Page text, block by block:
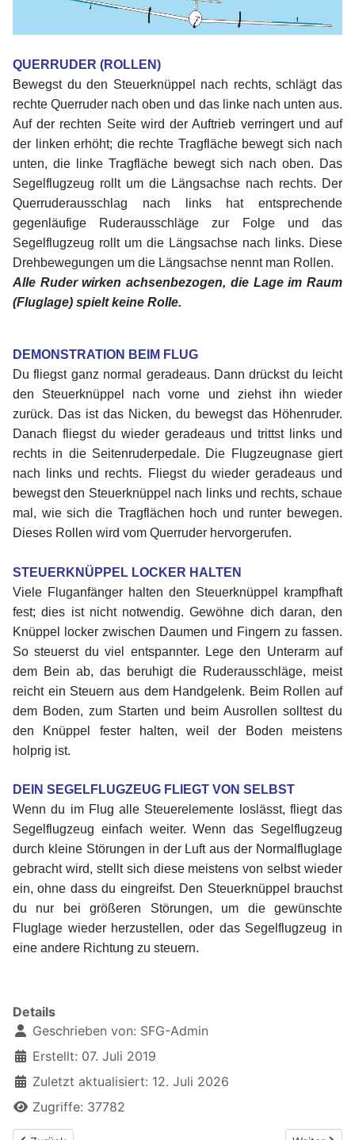
QUERRUDER (ROLLEN)
Bewegst du den Steuerknüppel nach rechts, schlägt das
rechte Querruder nach oben und das linke nach unten aus.
Auf der rechten Seite wird der Auftrieb verringert und auf
der linken erhöht; die rechte Tragfläche bewegt sich nach
unten, die linke Tragfläche bewegt sich nach oben. Das
Segelflugzeug rollt um die Längsachse nach rechts. Der
Querruderausschlag nach links hat entsprechende
gegenläufige Ruderausschläge zur Folge und das
Segelflugzeug rollt um die Längsachse nach links. Diese
Drehbewegungen um die Längsachse nennt man Rollen.
Alle Ruder wirken achsenbezogen, die Lage im Raum
(Fluglage) spielt keine Rolle.
DEMONSTRATION BEIM FLUG
Du fliegst ganz normal geradeaus. Dann drückst du leicht
den Steuerknüppel nach vorne und ziehst ihn wieder
zurück. Das ist das Nicken, du bewegst das Höhenruder.
Danach fliegst du wieder geradeaus und trittst links und
rechts in die Seitenruderpedale. Die Flugzeugnase giert
nach links und rechts. Fliegst du wieder geradeaus und
bewegst den Steuerknüppel nach links und rechts, schaue
mal, wie sich die Tragflächen hoch und runter bewegen.
Dieses Rollen wird vom Querruder hervorgerufen.
STEUERKNÜPPEL LOCKER HALTEN
Viele Fluganfänger halten den Steuerknüppel krampfhaft
fest; dies ist nicht notwendig. Gewöhne dich daran, den
Knüppel locker zwischen Daumen und Fingern zu fassen.
So steuerst du viel entspannter. Lege den Unterarm auf
dem Bein ab, das beruhigt die Ruderausschläge, meist
reicht ein Steuern aus dem Handgelenk. Beim Rollen auf
dem Boden, zum Starten und beim Ausrollen solltest du
den Knüppel fester halten, weil der Boden meistens
holprig ist.
DEIN SEGELFLUGZEUG FLIEGT VON SELBST
Wenn du im Flug alle Steuerelemente loslässt, fliegt das
Segelflugzeug einfach weiter. Wenn das Segelflugzeug
durch kleine Störungen in der Luft aus der Normalfluglage
gebracht wird, stellt sich diese meistens von selbst wieder
ein, ohne dass du eingreifst. Den Steuerknüppel brauchst
du nur bei größeren Störungen, um die gewünschte
Fluglage wieder herzustellen, oder das Segelflugzeug in
eine andere Richtung zu steuern.
Details
Geschrieben von: SFG-Admin
Erstellt: 07. Juli 2019
Zuletzt aktualisiert: 12. Juli 2026
Zugriffe: 37782